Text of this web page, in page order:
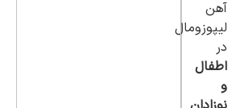
آهن
لیپوزومال
در
اطفال
و